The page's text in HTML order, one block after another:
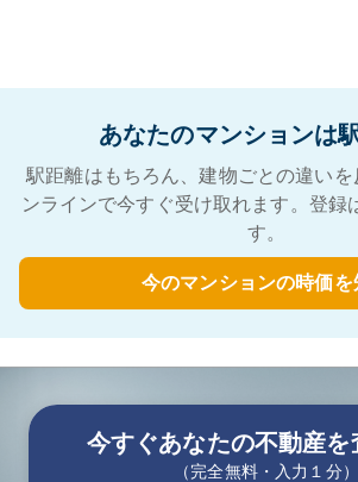
あなたのマンションは
駅距離はもちろん、建物ごとの違い
ンラインで今すぐ受け取れます。登録
す。
今のマンションの時価を
今すぐあなたの不動産を
（完全無料・入力１分）